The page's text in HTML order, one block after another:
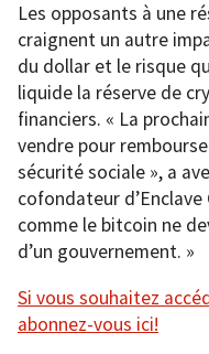
Les opposants à une
craignent un autre
du dollar et le risque
liquide la réserve de
financiers. « La
vendre pour
sécurité sociale », a
cofondateur
comme le bitcoin ne
d’un gouvernement. »
Si vous souhaitez
abonnez-vous ici!